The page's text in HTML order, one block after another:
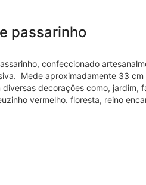
passarinho
confeccionado
Mede aproximadamente 33
decorações como, jardim,
vermelho. floresta, reino